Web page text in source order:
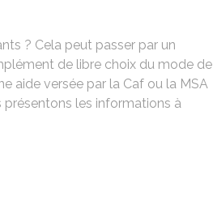
? Cela peut passer par un
de libre choix du mode de
aide versée par la Caf ou la MSA
présentons les informations à